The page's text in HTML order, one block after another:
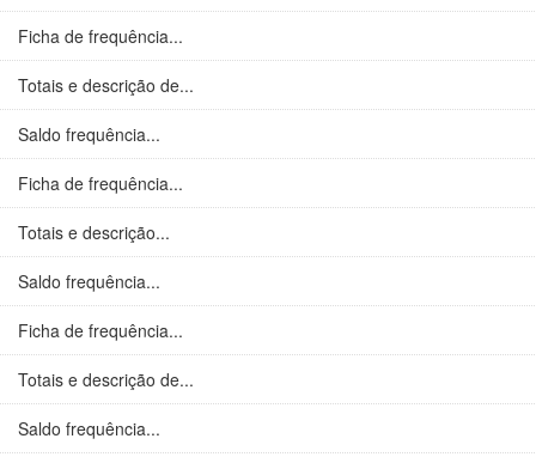
Ficha de frequência...
Totais e descrição de...
Saldo frequência...
Ficha de frequência...
Totais e descrição...
Saldo frequência...
Ficha de frequência...
Totais e descrição de...
Saldo frequência...